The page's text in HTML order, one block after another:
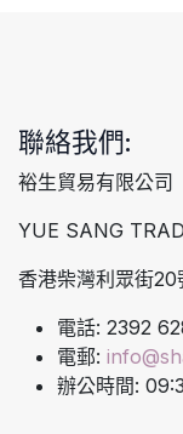
聯絡我們:
裕生貿易有限公司
YUE SANG
香港柴灣利眾街
電話: 2392
電郵:
辦公時間: